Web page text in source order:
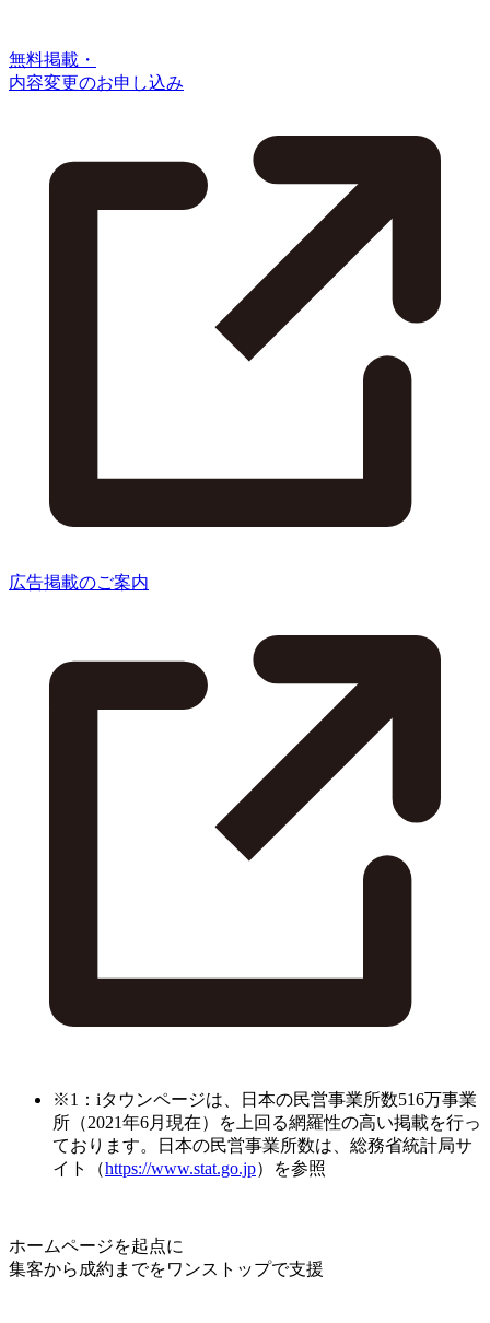
無料掲載・
内容変更のお申し込み
広告掲載のご案内
※1：iタウンページは、日本の民営事業所数516万事業
所（2021年6月現在）を上回る網羅性の高い掲載を行っ
ております。日本の民営事業所数は、総務省統計局サ
イト（https://www.stat.go.jp）を参照
ホームページを起点に
集客から成約までをワンストップで支援